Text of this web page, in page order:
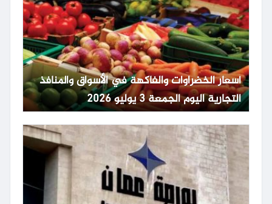
أسعار الخضراوات والفاكهة في الأسواق والمنافذ
التجارية اليوم الجمعة 3 يوليو 2026